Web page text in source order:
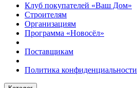
Клуб покупателей «Ваш Дом»
Строителям
Организациям
Программа «Новосёл»
Поставщикам
Политика конфиденциальности